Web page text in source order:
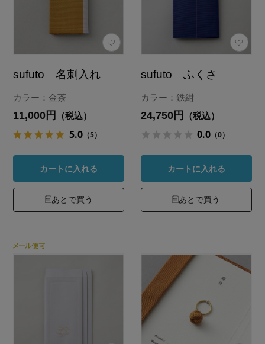
sufuto 名刺入れ
カラー：金茶
11,000円 （税込）
5.0 （5）
カートに入れる
あとで買う
sufuto ふくさ
カラー：鉄紺
24,750円 （税込）
0.0 （0）
カートに入れる
あとで買う